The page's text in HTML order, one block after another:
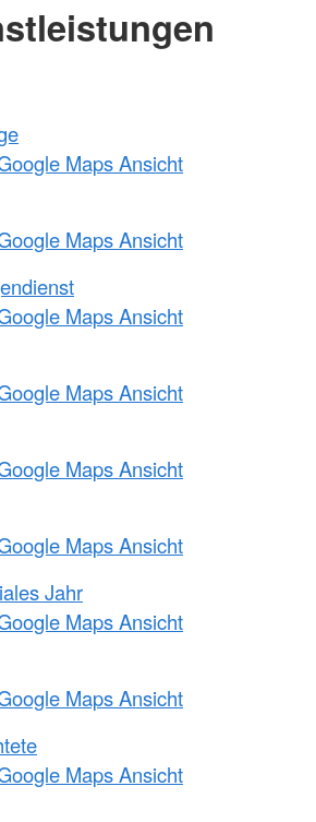
Maps Ansicht
Maps Ansicht
Maps Ansicht
Maps Ansicht
Maps Ansicht
Maps Ansicht
Jahr
Maps Ansicht
Maps Ansicht
Maps Ansicht